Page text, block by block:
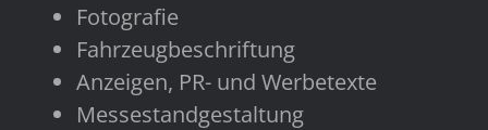
Fotografie
Fahrzeugbeschriftung
Anzeigen, PR- und Werbetexte
Messestandgestaltung